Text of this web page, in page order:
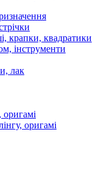
крапки, квадратики
інструменти
лак
оригамі
оригамі